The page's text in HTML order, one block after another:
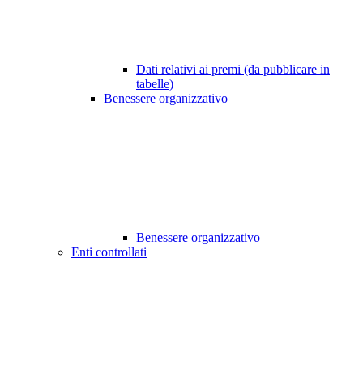
Dati relativi ai premi (da pubblicare in
tabelle)
Benessere organizzativo
Benessere organizzativo
Enti controllati